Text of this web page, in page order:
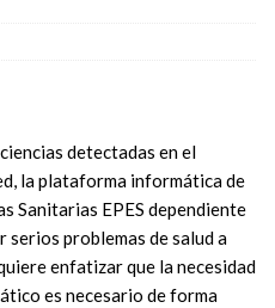
detectadas en el
la plataforma informática de
Sanitarias EPES dependiente
serios problemas de salud a
enfatizar que la necesidad
es necesario de forma